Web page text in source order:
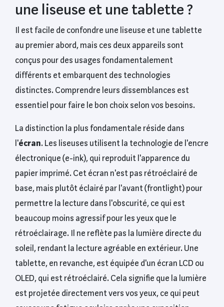
une liseuse et une tablette ?
Il est facile de confondre une liseuse et une tablette
au premier abord, mais ces deux appareils sont
conçus pour des usages fondamentalement
différents et embarquent des technologies
distinctes. Comprendre leurs dissemblances est
essentiel pour faire le bon choix selon vos besoins.
La distinction la plus fondamentale réside dans
l'écran. Les liseuses utilisent la technologie de l'encre
électronique (e-ink), qui reproduit l'apparence du
papier imprimé. Cet écran n'est pas rétroéclairé de
base, mais plutôt éclairé par l'avant (frontlight) pour
permettre la lecture dans l'obscurité, ce qui est
beaucoup moins agressif pour les yeux que le
rétroéclairage. Il ne reflète pas la lumière directe du
soleil, rendant la lecture agréable en extérieur. Une
tablette, en revanche, est équipée d'un écran LCD ou
OLED, qui est rétroéclairé. Cela signifie que la lumière
est projetée directement vers vos yeux, ce qui peut